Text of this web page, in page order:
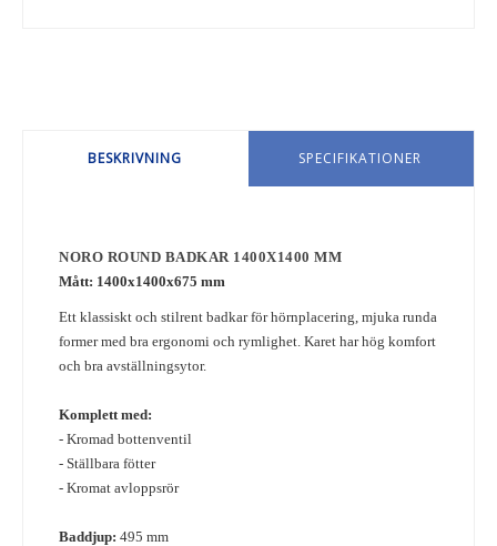
BESKRIVNING SPECIFIKATIONER
NORO ROUND BADKAR 1400X1400 MM
Mått: 1400x1400x675 mm
Ett klassiskt och stilrent badkar för hörnplacering, mjuka runda
former med bra ergonomi och rymlighet. Karet har hög komfort
och bra avställningsytor.
Komplett med:
- Kromad bottenventil
- Ställbara fötter
- Kromat avloppsrör
Baddjup: 495 mm